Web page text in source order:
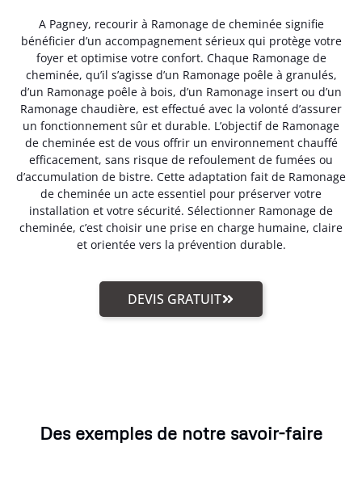
A Pagney, recourir à Ramonage de cheminée signifie
bénéficier d’un accompagnement sérieux qui protège votre
foyer et optimise votre confort. Chaque Ramonage de
cheminée, qu’il s’agisse d’un Ramonage poêle à granulés,
d’un Ramonage poêle à bois, d’un Ramonage insert ou d’un
Ramonage chaudière, est effectué avec la volonté d’assurer
un fonctionnement sûr et durable. L’objectif de Ramonage
de cheminée est de vous offrir un environnement chauffé
efficacement, sans risque de refoulement de fumées ou
d’accumulation de bistre. Cette adaptation fait de Ramonage
de cheminée un acte essentiel pour préserver votre
installation et votre sécurité. Sélectionner Ramonage de
cheminée, c’est choisir une prise en charge humaine, claire
et orientée vers la prévention durable.
DEVIS GRATUIT
Des exemples de notre savoir-faire